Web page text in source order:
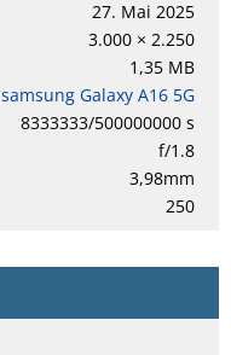
27. Mai 2025
3.000 × 2.250
1,35 MB
samsung Galaxy A16 5G
8333333/500000000 s
f/1.8
3,98mm
250